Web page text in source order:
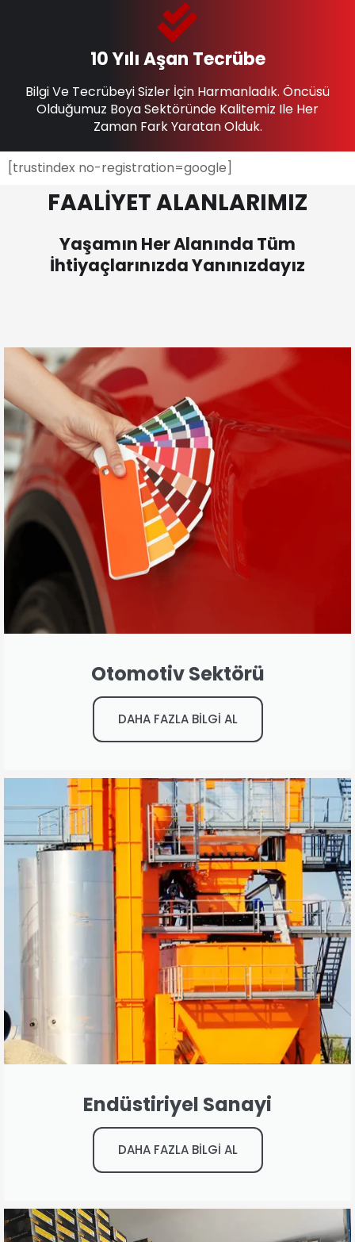
10 Yılı Aşan Tecrübe
Bilgi Ve Tecrübeyi Sizler İçin Harmanladık. Öncüsü
Olduğumuz Boya Sektöründe Kalitemiz Ile Her
Zaman Fark Yaratan Olduk.
[trustindex no-registration=google]
FAALİYET ALANLARIMIZ
Yaşamın Her Alanında Tüm
İhtiyaçlarınızda Yanınızdayız
Otomotiv Sektörü
DAHA FAZLA BİLGİ AL
Endüstiriyel Sanayi
DAHA FAZLA BİLGİ AL